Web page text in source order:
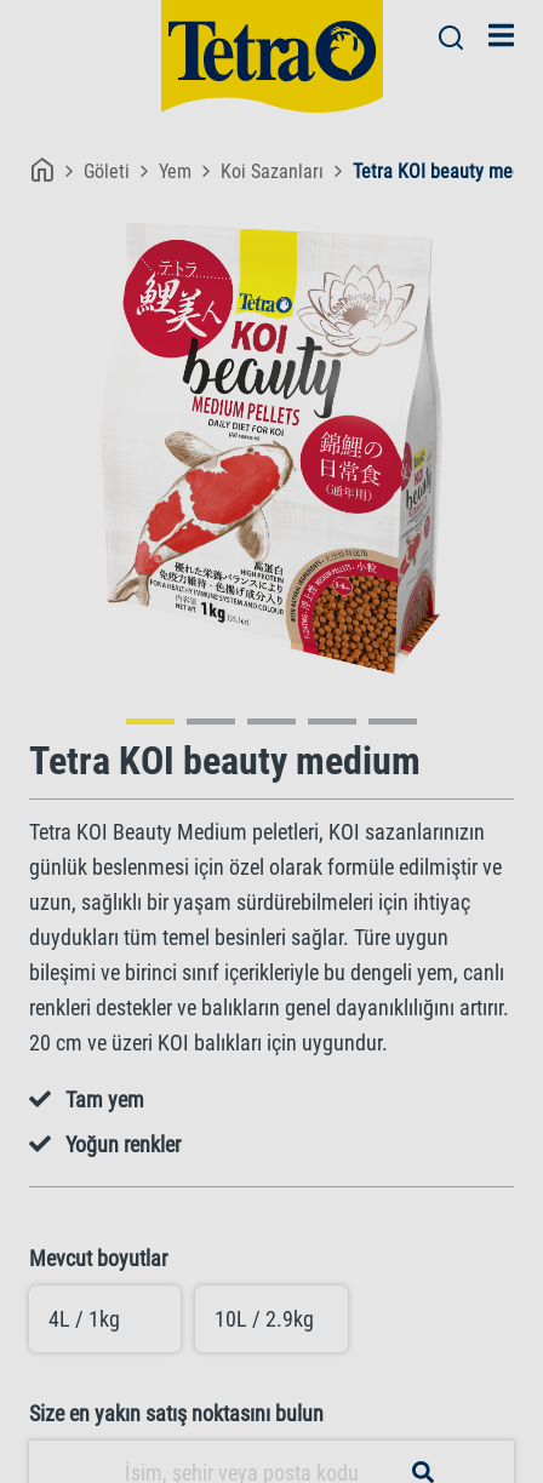
Göleti Yem Koi Sazanları Tetra KOI beauty
Tetra KOI beauty medium
Tetra KOI Beauty Medium peletleri, KOI sazanlarınızın
günlük beslenmesi için özel olarak formüle edilmiştir ve
uzun, sağlıklı bir yaşam sürdürebilmeleri için ihtiyaç
duydukları tüm temel besinleri sağlar. Türe uygun
bileşimi ve birinci sınıf içerikleriyle bu dengeli yem, canlı
renkleri destekler ve balıkların genel dayanıklılığını artırır.
20 cm ve üzeri KOI balıkları için uygundur.
Tam yem
Yoğun renkler
Mevcut boyutlar
4L / 1kg 10L / 2.9kg
Size en yakın satış noktasını bulun